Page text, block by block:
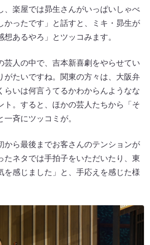
、楽屋では昴生さんがいっぱいしゃべ
かったです」と話すと、ミキ・昴生が
あるやろ」とツッコみます。
芸人の中で、吉本新喜劇をやらせてい
がたいですね。関東の方々は、大阪弁
らいは何言うてるかわからんようなな
。すると、ほかの芸人たちから「そ
斉にツッコミが。
から最後までお客さんのテンションが
たネタでは手拍子をいただいたり、東
を感じました」と、手応えを感じた様